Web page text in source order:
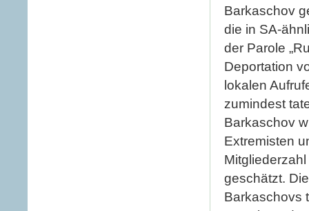
Barkaschov
die in SA-
der Parole
Deportation
lokalen
zumindest
Barkaschov
Extremisten
geschätzt.
Barkaschovs